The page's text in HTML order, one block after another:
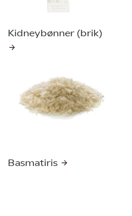
Kidneybønner (brik)
Basmatiris